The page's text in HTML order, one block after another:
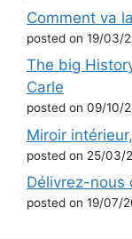
Comment va
posted on 19/03/
The big
Carle
posted on 09/10/
Miroir
posted on 25/03/
Délivrez-nous
posted on 19/07/